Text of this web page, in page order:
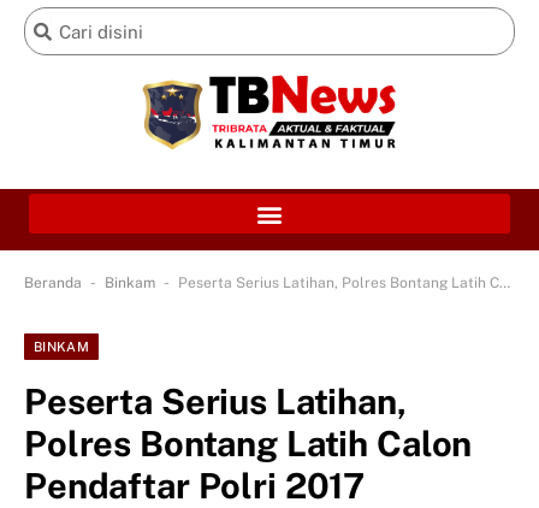
Beranda - Binkam - Peserta Serius Latihan, Polres Bontang Latih Calon Pendaftar Polri 2017
BINKAM
Peserta Serius Latihan,
Polres Bontang Latih Calon
Pendaftar Polri 2017